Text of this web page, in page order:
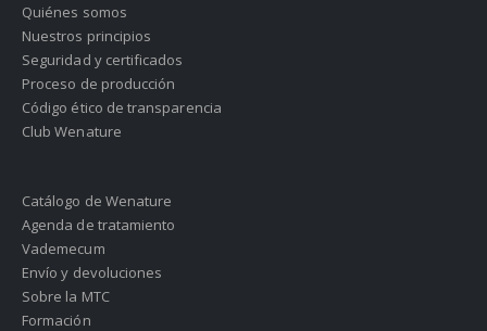
Quiénes somos
Nuestros principios
Seguridad y certificados
Proceso de producción
Código ético de transparencia
Club Wenature
Catálogo de Wenature
Agenda de tratamiento
Vademecum
Envío y devoluciones
Sobre la MTC
Formación